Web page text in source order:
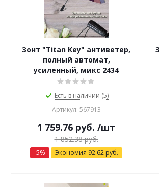
Зонт "Titan Key" антиветер,
полный автомат,
усиленный, микс 2434
Есть в наличии (5)
Артикул: 567913
1 759.76 руб. /шт
1 852.38руб.
-5% Экономия 92.62 руб.